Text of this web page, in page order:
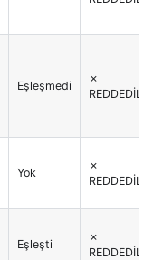
Eşleşmedi
✗
REDDEDİLİR
Yok
✗
REDDEDİLİR
Eşleşti
✗
REDDEDİLİR